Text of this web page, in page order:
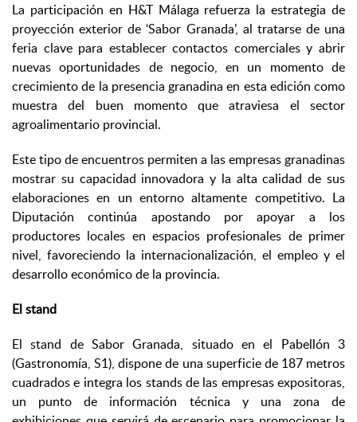
La participación en H&T Málaga refuerza la estrategia de
proyección exterior de ‘Sabor Granada’, al tratarse de una
feria clave para establecer contactos comerciales y abrir
nuevas oportunidades de negocio, en un momento de
crecimiento de la presencia granadina en esta edición como
muestra del buen momento que atraviesa el sector
agroalimentario provincial.
Este tipo de encuentros permiten a las empresas granadinas
mostrar su capacidad innovadora y la alta calidad de sus
elaboraciones en un entorno altamente competitivo. La
Diputación continúa apostando por apoyar a los
productores locales en espacios profesionales de primer
nivel, favoreciendo la internacionalización, el empleo y el
desarrollo económico de la provincia.
El stand
El stand de Sabor Granada, situado en el Pabellón 3
(Gastronomía, S1), dispone de una superficie de 187 metros
cuadrados e integra los stands de las empresas expositoras,
un punto de información técnica y una zona de